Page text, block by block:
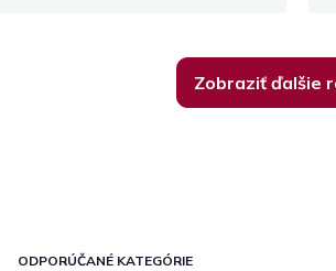
Zobraziť ďalšie
ODPORÚČANÉ KATEGÓRIE